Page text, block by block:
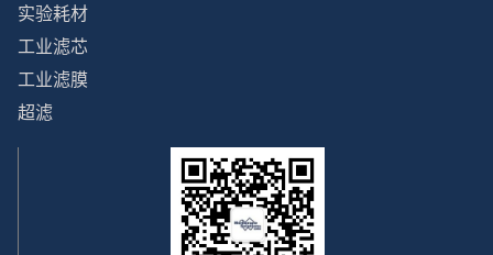
实验耗材
工业滤芯
工业滤膜
超滤